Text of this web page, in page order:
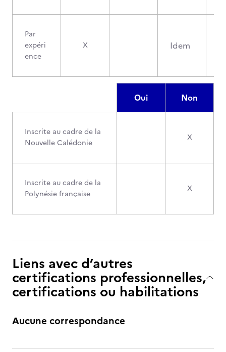
Par
expéri
ence
X Idem
Oui Non
Inscrite au cadre de la
Nouvelle Calédonie
X
Inscrite au cadre de la
Polynésie française
X
Liens avec d’autres
certifications professionnelles,
certifications ou habilitations
Aucune correspondance